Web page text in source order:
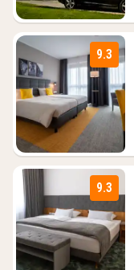
9.3
9.3